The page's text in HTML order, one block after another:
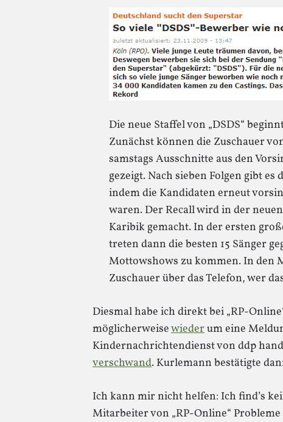
Die neue Staffel von „DSDS“
Zunächst können die Zuschauer
samstags Ausschnitte aus den
gezeigt. Nach sieben Folgen gibt es
indem die Kandidaten erneut
waren. Der Recall wird in der
Karibik gemacht. In der ersten
treten dann die besten 15 Sänger
Mottowshows zu kommen. In den
Zuschauer über das Telefon, wer
Diesmal habe ich direkt bei „RP-
möglicherweisewiederum eine
Kindernachrichtendienst von ddp
verschwand. Kurlemann bestätigte
Ich kann mir nicht helfen: Ich find’s
Mitarbeiter von „RP-Online“